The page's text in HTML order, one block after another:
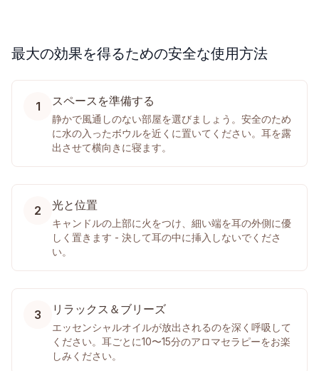
最大の効果を得るための安全な使用方法
1 スペースを準備する
静かで風通しのない部屋を選びましょう。安全のため
に水の入ったボウルを近くに置いてください。耳を露
出させて横向きに寝ます。
2 光と位置
キャンドルの上部に火をつけ、細い端を耳の外側に優
しく置きます - 決して耳の中に挿入しないでくださ
い。
3 リラックス＆ブリーズ
エッセンシャルオイルが放出されるのを深く呼吸して
ください。耳ごとに10〜15分のアロマセラピーをお楽
しみください。